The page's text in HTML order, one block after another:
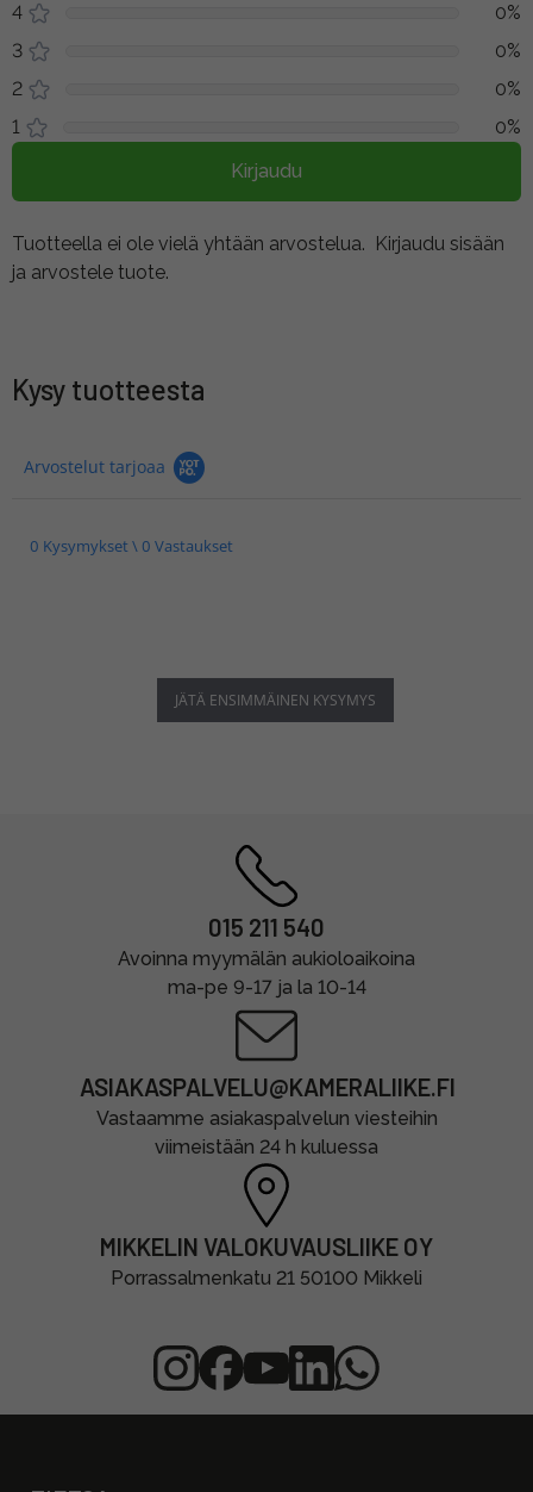
4
0%
3
0%
2
0%
1
0%
Kirjaudu
Tuotteella ei ole vielä yhtään arvostelua. Kirjaudu sisään
ja arvostele tuote.
Kysy tuotteesta
Arvostelut tarjoaa
0 Kysymykset \ 0 Vastaukset
JÄTÄ ENSIMMÄINEN KYSYMYS
015 211 540
Avoinna myymälän aukioloaikoina
ma-pe 9-17 ja la 10-14
ASIAKASPALVELU@KAMERALIIKE.FI
Vastaamme asiakaspalvelun viesteihin
viimeistään 24 h kuluessa
MIKKELIN VALOKUVAUSLIIKE OY
Porrassalmenkatu 21 50100 Mikkeli